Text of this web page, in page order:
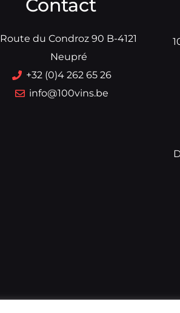
Contact
Route du Condroz 90 B-4121
Neupré
+32 (0)4 262 65 26
info@100vins.be